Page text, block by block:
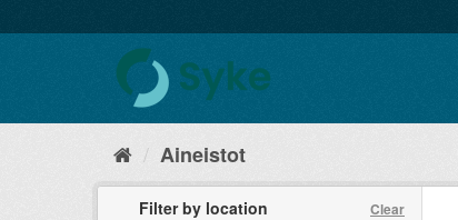
Aineistot
Filter by location Clear